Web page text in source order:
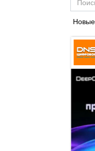
Новые